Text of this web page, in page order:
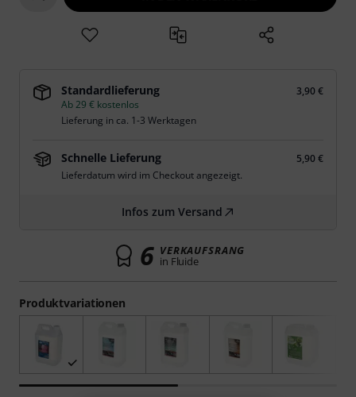
Produktvariationen
Standardlieferung
3,90 €
Ab 29 € kostenlos
Lieferung in ca. 1-3 Werktagen
Schnelle Lieferung
5,90 €
Lieferdatum wird im Checkout angezeigt.
Infos zum Versand
6 VERKAUFSRANG
in Fluide